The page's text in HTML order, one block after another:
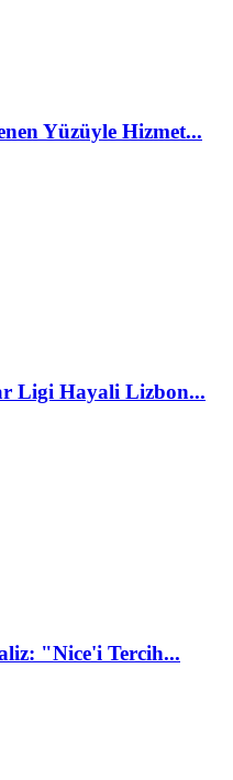
Yüzüyle Hizmet...
Ligi Hayali Lizbon...
"Nice'i Tercih...